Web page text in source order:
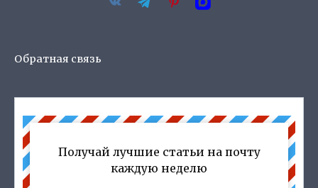
Обратная связь
Получай лучшие статьи на почту
каждую неделю